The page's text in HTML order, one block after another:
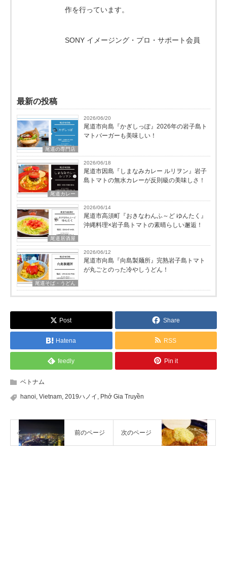
作を行っています。
SONY イメージング・プロ・サポート会員
最新の投稿
尾道の専門店
2026/06/20
尾道市向島『かぎしっぽ』2026年の岩子島ト
マトバーガーも美味しい！
尾道カレー
2026/06/18
尾道市因島『しまなみカレー ルリヲン』岩子
島トマトの無水カレーが反則級の美味しさ！
尾道居酒屋
2026/06/14
尾道市高須町『おきなわんふ～ど ゆんたく』
沖縄料理×岩子島トマトの素晴らしい邂逅！
尾道そば・うどん
2026/06/12
尾道市向島『向島製麺所』完熟岩子島トマト
が丸ごとのった冷やしうどん！
Post Share
Hatena RSS
feedly Pin it
ベトナム
hanoi Vietnam 2019ハノイ Phở Gia Truyền
前のページ 次のページ